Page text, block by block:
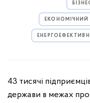
43 тисячі
держави в межах